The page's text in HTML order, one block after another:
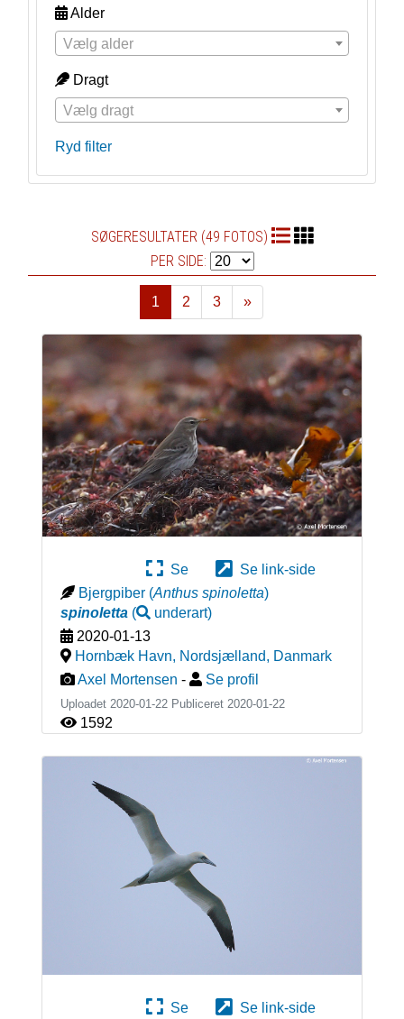
Alder
Vælg alder
Dragt
Vælg dragt
Ryd filter
SØGERESULTATER (49 FOTOS)
PER SIDE:
1 2 3
»
Næste
Se
Se link-side
Bjergpiber (Anthus spinoletta)
spinoletta( underart)
2020-01-13
Hornbæk Havn, Nordsjælland, Danmark
Axel Mortensen - Se profil
Uploadet 2020-01-22 Publiceret 2020-01-22
1592
Se
Se link-side